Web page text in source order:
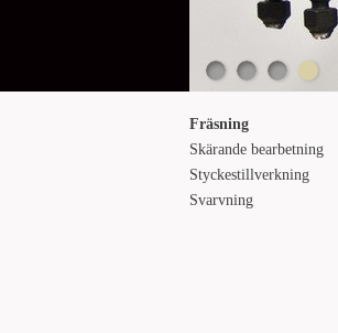
Fräsning
Skärande bearbetning
Styckestillverkning
Svarvning